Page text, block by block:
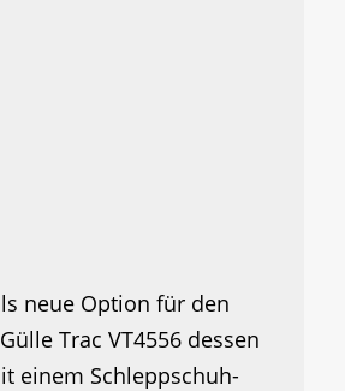
neue Option für den
Trac VT4556 dessen
einem Schleppschuh-